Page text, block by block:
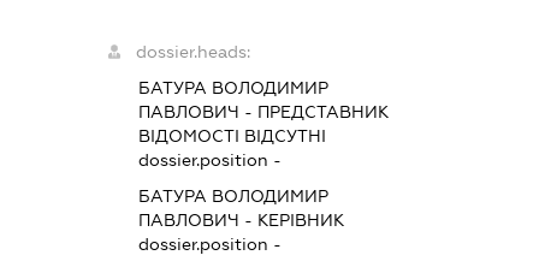
dossier.heads:
БАТУРА ВОЛОДИМИР
ПАВЛОВИЧ - ПРЕДСТАВНИК
ВІДОМОСТІ ВІДСУТНІ
dossier.position -
БАТУРА ВОЛОДИМИР
ПАВЛОВИЧ - КЕРІВНИК
dossier.position -